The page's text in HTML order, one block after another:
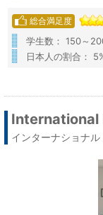
総合満足度
学生数： 150～
日本人の割合：
International
インターナショナ